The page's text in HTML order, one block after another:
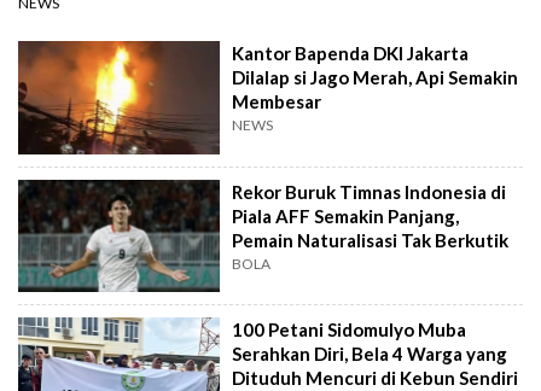
Kantor Bapenda DKI Jakarta
Dilalap si Jago Merah, Api Semakin
Membesar
NEWS
Rekor Buruk Timnas Indonesia di
Piala AFF Semakin Panjang,
Pemain Naturalisasi Tak Berkutik
BOLA
100 Petani Sidomulyo Muba
Serahkan Diri, Bela 4 Warga yang
Dituduh Mencuri di Kebun Sendiri